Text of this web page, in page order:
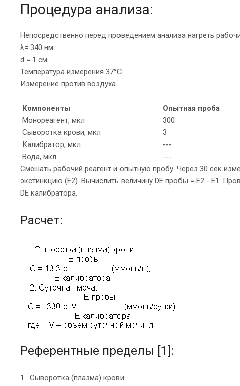
Процедура анализа:
Непосредственно перед проведением анализа нагреть
λ= 340 нм.
d = 1 см.
Температура измерения 37°С.
Измерение против воздуха.
Компоненты Опытная проба
Монореагент, мкл
300
Сыворотка крови, мкл
3
Калибратор, мкл
---
Вода, мкл
---
Смешать рабочий реагент и опытную пробу. Через 30 сек
экстинкцию (Е2). Вычислить величину DЕ пробы = Е2 - Е1.
DЕ калибратора.
Расчет:
Референтные пределы [1]:
1. Сыворотка (плазма) крови: